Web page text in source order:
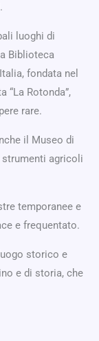
luoghi di
Biblioteca
fondata nel
“La Rotonda”,
rare.
il Museo di
strumenti agricoli
temporanee e
e frequentato.
storico e
e di storia, che